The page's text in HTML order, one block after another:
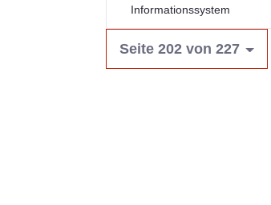
Informationssystem
Seite 202 von 227